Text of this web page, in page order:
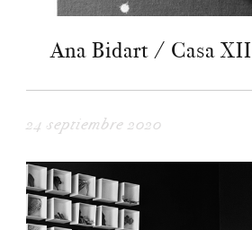
Ana Bidart / Casa XII
24 septiembre 2020